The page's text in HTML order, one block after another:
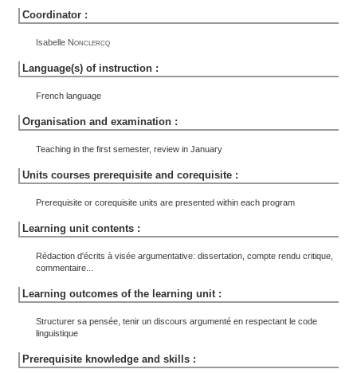
Coordinator :
Isabelle Nonclercq
Language(s) of instruction :
French language
Organisation and examination :
Teaching in the first semester, review in January
Units courses prerequisite and corequisite :
Prerequisite or corequisite units are presented within each program
Learning unit contents :
Rédaction d'écrits à visée argumentative: dissertation, compte rendu critique,
commentaire...
Learning outcomes of the learning unit :
Structurer sa pensée, tenir un discours argumenté en respectant le code
linguistique
Prerequisite knowledge and skills :